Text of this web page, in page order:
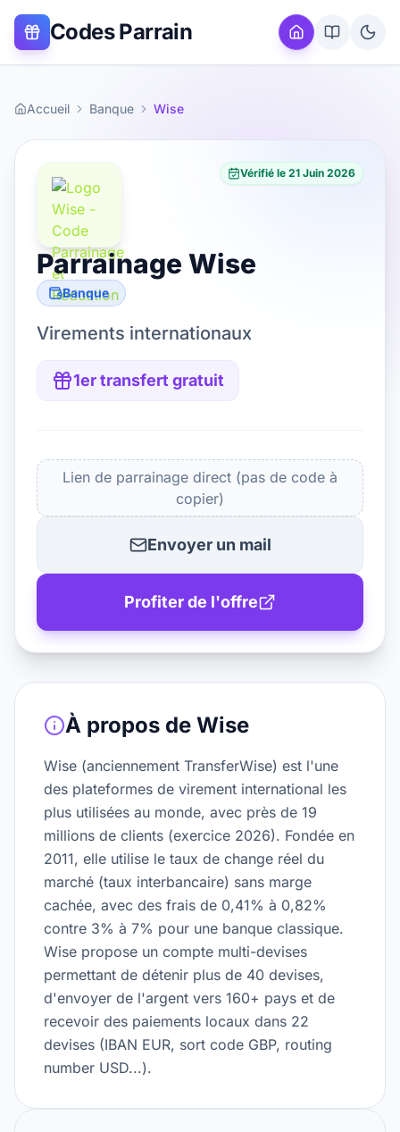
Codes Parrain
Accueil Banque Wise
Vérifié le 21 Juin 2026
Parrainage Wise
Banque
Virements internationaux
1er transfert gratuit
Lien de parrainage direct (pas de code à
copier)
Envoyer un mail
Profiter de l'offre
À propos de Wise
Wise (anciennement TransferWise) est l'une
des plateformes de virement international les
plus utilisées au monde, avec près de 19
millions de clients (exercice 2026). Fondée en
2011, elle utilise le taux de change réel du
marché (taux interbancaire) sans marge
cachée, avec des frais de 0,41% à 0,82%
contre 3% à 7% pour une banque classique.
Wise propose un compte multi-devises
permettant de détenir plus de 40 devises,
d'envoyer de l'argent vers 160+ pays et de
recevoir des paiements locaux dans 22
devises (IBAN EUR, sort code GBP, routing
number USD...).